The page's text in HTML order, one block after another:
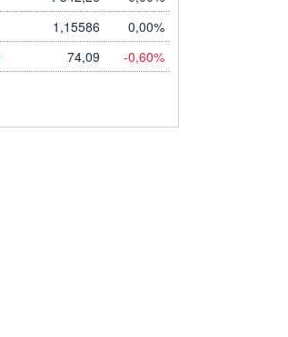
1,15586 0,00%
74,09 -0,60%